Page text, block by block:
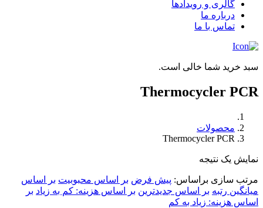
گالری و رویدادها
درباره ما
تماس با ما
سبد خرید شما خالی است.
Thermocycler PCR
محصولات
Thermocycler PCR
نمایش یک نتیجه
مرتب سازی براساس: پیش فرض بر اساس محبوبیت بر اساس
میانگین رتبه بر اساس جدیدترین بر اساس هزینه: کم به زیاد بر
اساس هزینه: زیاد به کم